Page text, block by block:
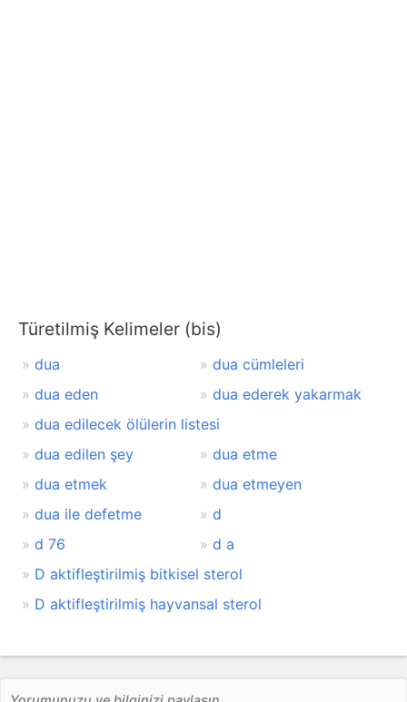
Türetilmiş Kelimeler (bis)
dua
dua cümleleri
dua eden
dua ederek yakarmak
dua edilecek ölülerin listesi
dua edilen şey
dua etme
dua etmek
dua etmeyen
dua ile defetme
d
d 76
d a
D aktifleştirilmiş bitkisel sterol
D aktifleştirilmiş hayvansal sterol